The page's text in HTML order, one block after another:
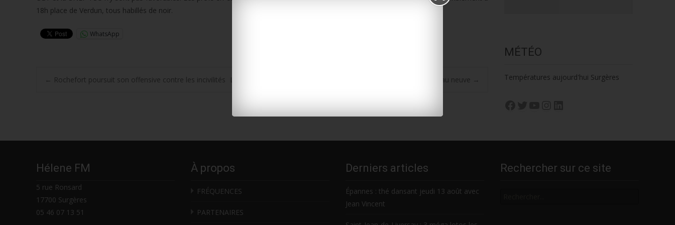
18h place de Verdun, tous habillés de noir.
WhatsApp
Post
← Rochefort poursuit son offensive contre les incivilités Le site web de la Communauté de communes @AunisSud fait peau neuve →
MÉTÉO
Températures aujourd'hui Surgères
Hélene FM
5 rue Ronsard
17700 Surgères
05 46 07 13 51
À propos
FRÉQUENCES
PARTENAIRES
Derniers articles
Épannes : thé dansant jeudi 13 août avec
Jean Vincent
Rechercher sur ce site